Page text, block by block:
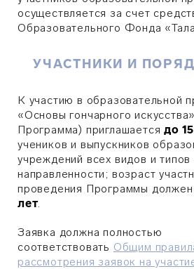
осуществляется за счет
Образовательного Фонда
УЧАСТНИКИ И
К участию в образовательной
«Основы гончарного
Программа) приглашаетсядо
учеников и выпускников
учреждений всех видов и
направленности; возраст
проведения Программы
лет.
Заявка должна полностью
соответствовать Общим
рассмотрения заявок на